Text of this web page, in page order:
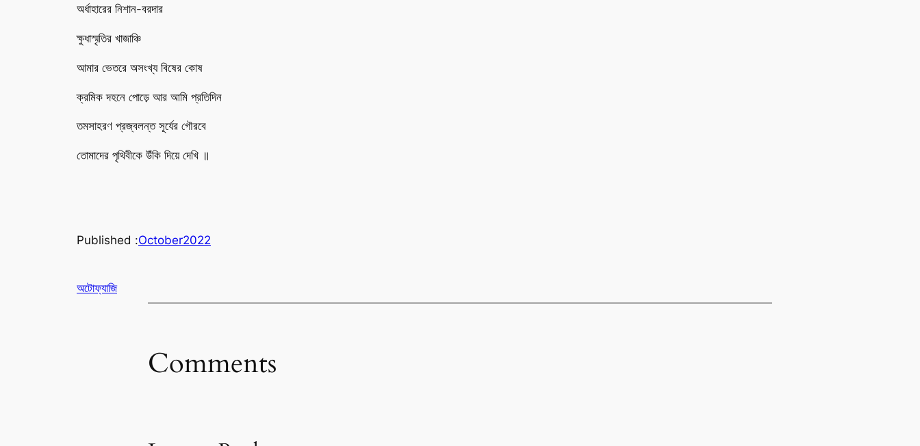
অর্ধাহারের নিশান-বরদার
ক্ষুধাস্মৃতির খাজাঞ্চি
আমার ভেতরে অসংখ্য বিষের কোষ
ক্রমিক দহনে পোড়ে আর আমি প্রতিদিন
তমসাহরণ প্রজ্বলন্ত সূর্যের গৌরবে
তোমাদের পৃথিবীকে উঁকি দিয়ে দেখি ॥
Published :October2022
অটোফ্যাজি
Comments